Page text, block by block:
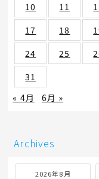
10
11
17
18
24
25
31
« 4月
6月 »
Archives
2026年8月